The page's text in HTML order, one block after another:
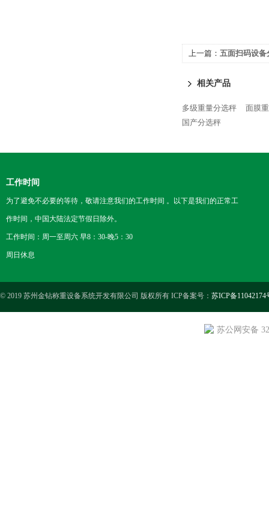
上一篇： 五面扫码设备
相关产品
多级重量分选秤
面膜
国产分选秤
工作时间
为了避免不必要的等待，敬请注意我们的工作时间 。以下是我们的正常工
作时间，中国大陆法定节假日除外。
工作时间：周一至周六 早8：30-晚5：30
周日休息
© 2019 苏州金钻称重设备系统开发有限公司 版权所有 ICP备案号： 苏ICP备11042174
苏公网安备